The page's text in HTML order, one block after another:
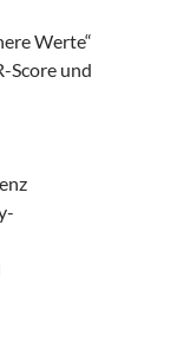
Werte“
Score und